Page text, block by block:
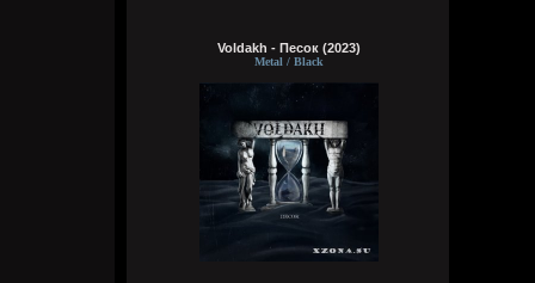
За мои зелёные глаза
Называешь ты меня колдуньей,
Сердце у тебя я забрала
Wirtuozik
16:14:24
Эй наринаринэла ай дари дари дари
Эй наринаринэла ай дари дари дари
Voldakh - Песок (2023)
Metal / Black